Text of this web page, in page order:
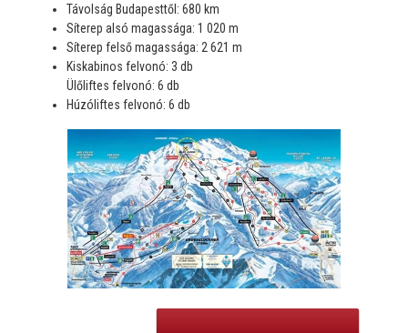
Távolság Budapesttől: 680 km
Síterep alsó magassága: 1 020 m
Síterep felső magassága: 2 621 m
Kiskabinos felvonó: 3 db
Ülőliftes felvonó: 6 db
Húzóliftes felvonó: 6 db